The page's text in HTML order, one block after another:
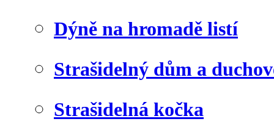
Dýně na hromadě listí
Strašidelný dům a
Strašidelná kočka